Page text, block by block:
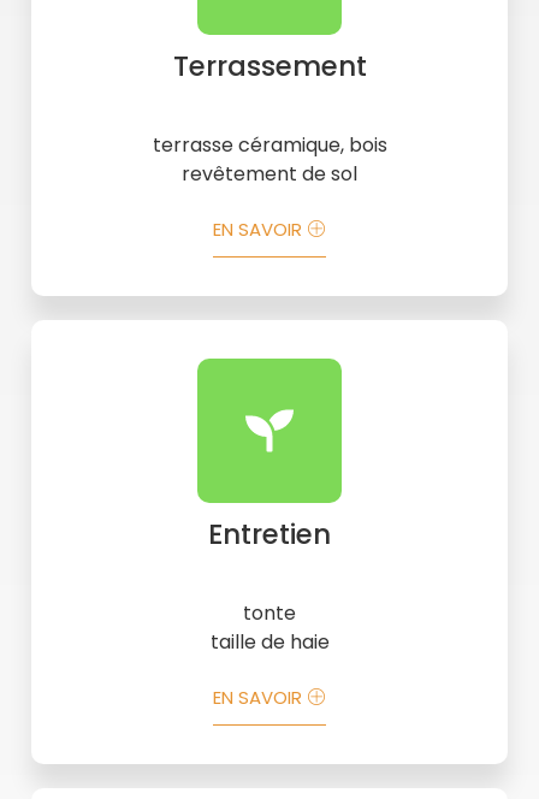
Terrassement
terrasse céramique, bois
revêtement de sol
EN SAVOIR
Entretien
tonte
taille de haie
EN SAVOIR